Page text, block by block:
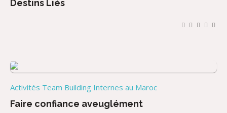
Destins Liés
Activités Team Building Internes au Maroc
Faire confiance aveuglément